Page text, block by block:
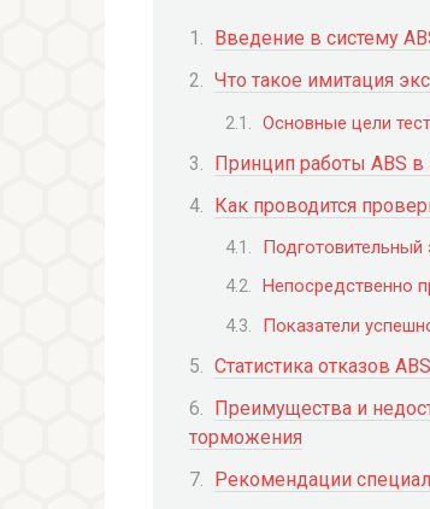
Введение в систему
Что такое имитация
Основные цели
Принцип работы ABS в
Как проводится
Подготовительный
Непосредственно
Показатели
Статистика отказов
Преимущества и
торможения
Рекомендации